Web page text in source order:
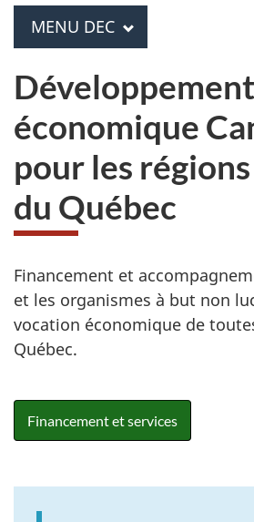
ici :
M
e
n
u
D
E
C
PRINCIPAL
MENU DEC
Développement
économique
pour les régions
du Québec
Financement et
et les organismes à but non
vocation économique de
Québec.
Financement et services